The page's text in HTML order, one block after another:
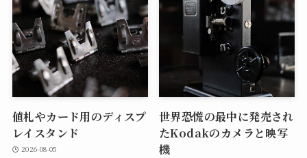
値札やカード用のディスプ
レイスタンド
2026-08-05
世界恐慌の最中に発売され
たKodakのカメラと映写
機